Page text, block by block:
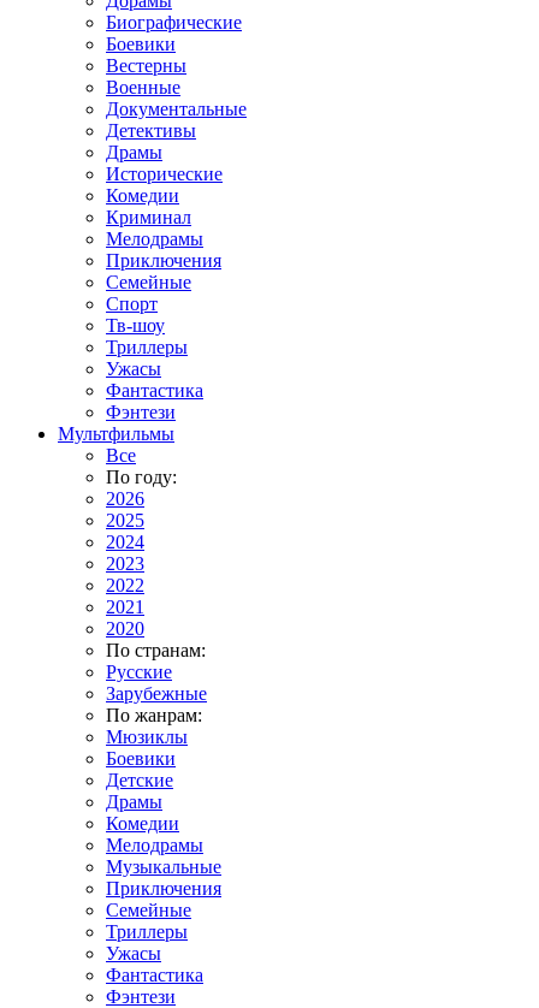
Биографические
Боевики
Вестерны
Военные
Документальные
Детективы
Драмы
Исторические
Комедии
Криминал
Мелодрамы
Приключения
Семейные
Спорт
Тв-шоу
Триллеры
Ужасы
Фантастика
Фэнтези
Мультфильмы
Все
По году:
2026
2025
2024
2023
2022
2021
2020
По странам:
Русские
Зарубежные
По жанрам:
Мюзиклы
Боевики
Детские
Драмы
Комедии
Мелодрамы
Музыкальные
Приключения
Семейные
Триллеры
Ужасы
Фантастика
Фэнтези